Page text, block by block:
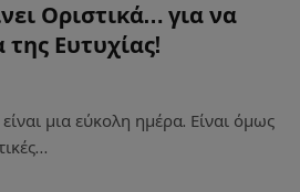
Οριστικά… για να
της Ευτυχίας!
μια εύκολη ημέρα. Είναι όμως